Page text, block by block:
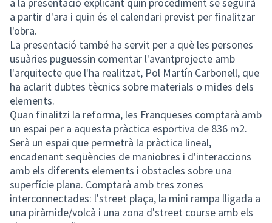
a partir d'ara i quin és el calendari previst per finalitzar
l'obra.
La presentació també ha servit per a què les persones
usuàries puguessin comentar l'avantprojecte amb
l'arquitecte que l'ha realitzat, Pol Martín Carbonell, que
ha aclarit dubtes tècnics sobre materials o mides dels
elements.
Quan finalitzi la reforma, les Franqueses comptarà amb
un espai per a aquesta pràctica esportiva de 836 m2.
Serà un espai que permetrà la pràctica lineal,
encadenant seqüències de maniobres i d'interaccions
amb els diferents elements i obstacles sobre una
superfície plana. Comptarà amb tres zones
interconnectades: l'street plaça, la mini rampa lligada a
una piràmide/volcà i una zona d'street course amb els